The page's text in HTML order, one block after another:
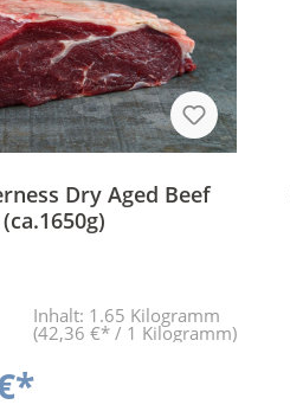
Dry Aged Beef
Inhalt: 1.65 Kilogramm
(42,36 €* / 1 Kilogramm)